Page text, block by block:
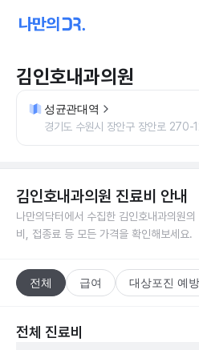
김인호내과의원
성균관대역
경기도 수원시 장안구 장안로 270-
김인호내과의원 진료비 안내
나만의닥터에서 수집한 김인호내과의원의
비, 접종료 등 모든 가격을 확인해보세요.
전체 급여 대상포진 예
전체 진료비